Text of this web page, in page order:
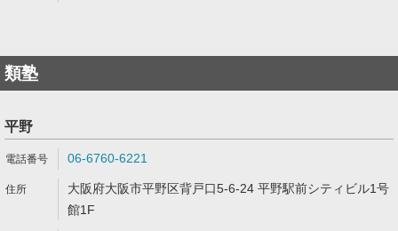
類塾
平野
06-6760-6221
大阪府大阪市平野区背戸口5-6-24 平野駅前シティビル1号
館1F